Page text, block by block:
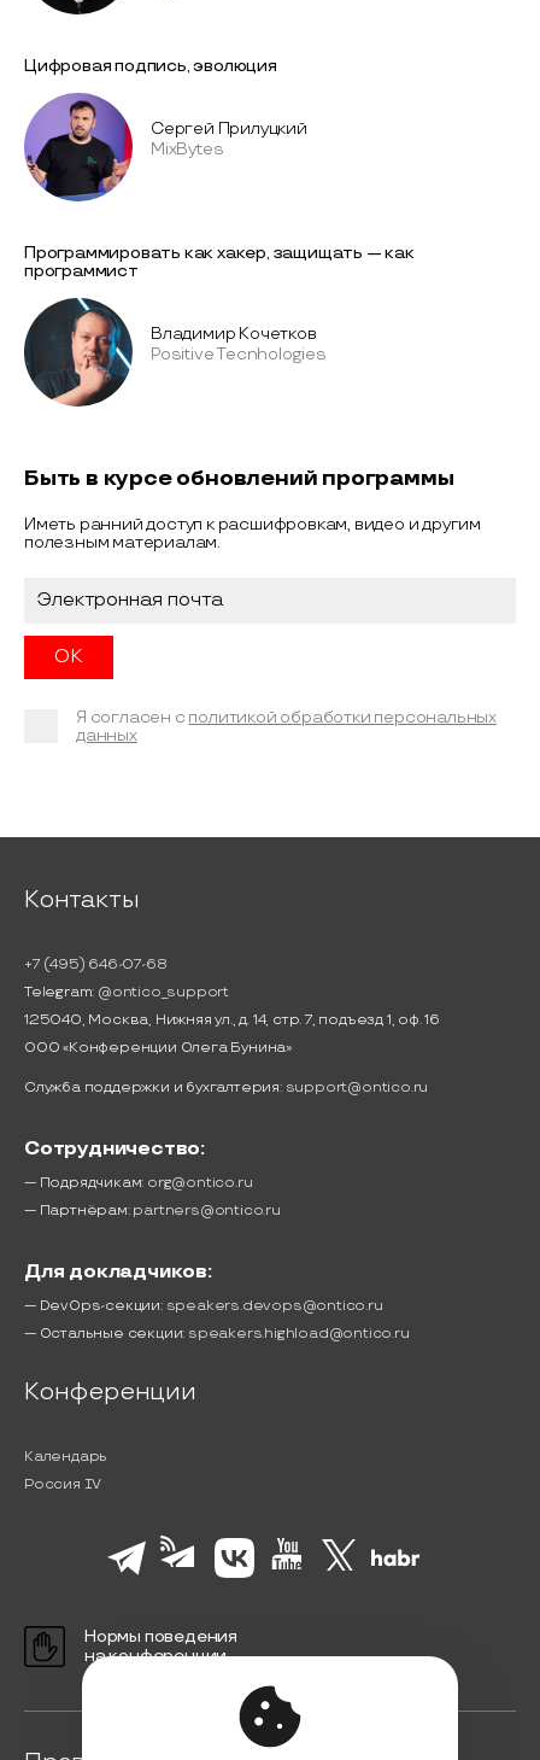
Цифровая подпись, эволюция
Сергей Прилуцкий
MixBytes
Программировать как хакер, защищать — как
программист
Владимир Кочетков
Positive Tecnhologies
Быть в курсе обновлений программы
Иметь ранний доступ к расшифровкам, видео и другим
полезным материалам.
Я согласен с политикой обработки персональных
данных
Контакты
+7 (495) 646-07-68
Telegram: @ontico_support
125040, Москва, Нижняя ул., д. 14, стр. 7, подъезд 1, оф. 16
ООО «Конференции Олега Бунина»
Служба поддержки и бухгалтерия: support@ontico.ru
Сотрудничество:
— Подрядчикам: org@ontico.ru
— Партнёрам: partners@ontico.ru
Для докладчиков:
— DevOps-секции: speakers.devops@ontico.ru
— Остальные секции: speakers.highload@ontico.ru
Конференции
Календарь
Россия IV
Нормы поведения
на конференции